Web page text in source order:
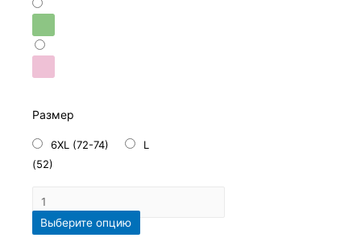
Размер
6XL (72-74)
L
(52)
Выберите опцию